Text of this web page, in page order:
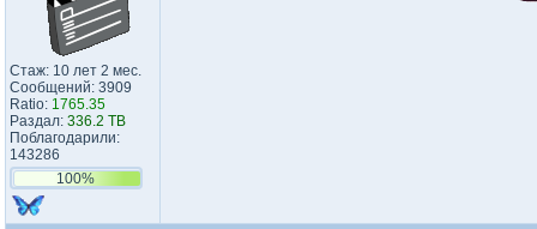
Стаж: 10 лет 2 мес.
Сообщений: 3909
Ratio: 1765.35
Раздал: 336.2 TB
Поблагодарили:
143286
100%